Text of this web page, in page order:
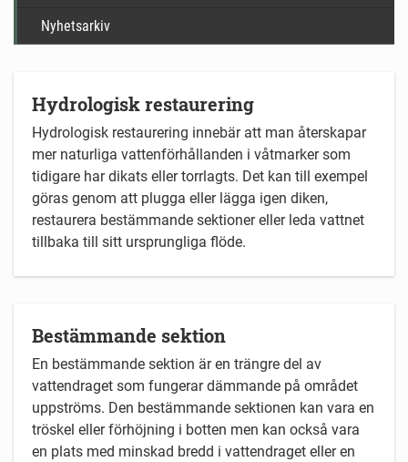
Nyhetsarkiv
Hydrologisk restaurering
Hydrologisk restaurering innebär att man återskapar
mer naturliga vattenförhållanden i våtmarker som
tidigare har dikats eller torrlagts. Det kan till exempel
göras genom att plugga eller lägga igen diken,
restaurera bestämmande sektioner eller leda vattnet
tillbaka till sitt ursprungliga flöde.
Bestämmande sektion
En bestämmande sektion är en trängre del av
vattendraget som fungerar dämmande på området
uppströms. Den bestämmande sektionen kan vara en
tröskel eller förhöjning i botten men kan också vara
en plats med minskad bredd i vattendraget eller en